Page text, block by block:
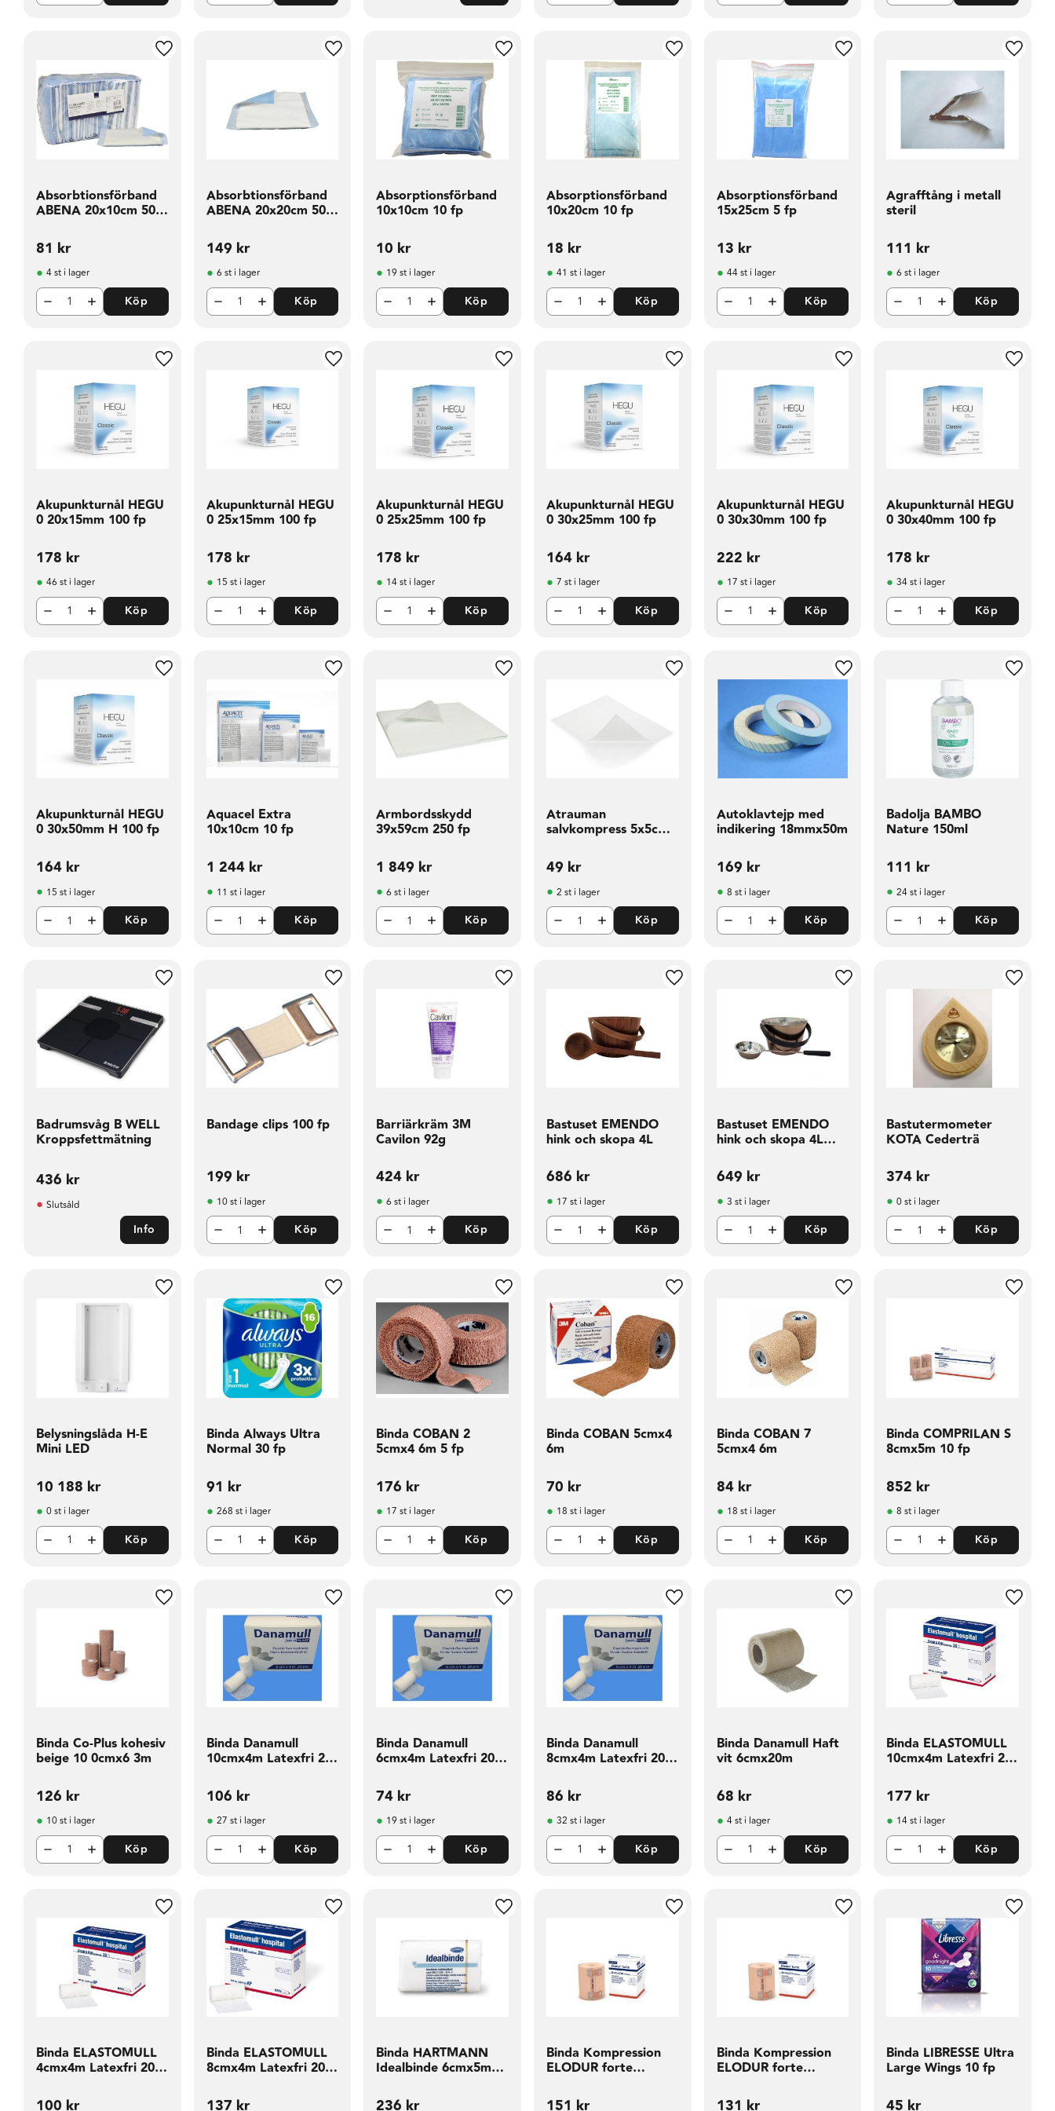
Absorbtionsförband
ABENA 20x10cm 50
81 kr
Lägg till i favoriter
4 st i lager
Köp
Absorbtionsförband
ABENA 20x20cm 50
149 kr
Lägg till i favoriter
6 st i lager
Köp
Absorptionsförband
10x10cm 10 fp
10 kr
Lägg till i favoriter
19 st i lager
Köp
Absorptionsförband
10x20cm 10 fp
18 kr
Lägg till i favoriter
41 st i lager
Köp
Absorptionsförband
15x25cm 5 fp
13 kr
Lägg till i favoriter
44 st i lager
Köp
Agrafftång i metall
steril
111 kr
Lägg
6 st i lager
Köp
Akupunkturnål HEGU
0 20x15mm 100 fp
178 kr
Lägg till i favoriter
46 st i lager
Köp
Akupunkturnål HEGU
0 25x15mm 100 fp
178 kr
Lägg till i favoriter
15 st i lager
Köp
Akupunkturnål HEGU
0 25x25mm 100 fp
178 kr
Lägg till i favoriter
14 st i lager
Köp
Akupunkturnål HEGU
0 30x25mm 100 fp
164kr
Lägg till i favoriter
7 st i lager
Köp
Akupunkturnål HEGU
0 30x30mm 100 fp
222 kr
Lägg till i favoriter
17 st i lager
Köp
Akupunkturnål HEGU
0 30x40mm 100 fp
178 kr
Lägg
34 st i lager
Köp
Akupunkturnål HEGU
0 30x50mm H 100 fp
164 kr
Lägg till i favoriter
15 st i lager
Köp
Aquacel Extra
10x10cm 10 fp
1 244kr
Lägg till i favoriter
11 st i lager
Köp
Armbordsskydd
39x59cm 250 fp
1 849 kr
Lägg till i favoriter
6 st i lager
Köp
Atrauman
salvkompress 5x5cm
49 kr
Lägg till i favoriter
2 st i lager
Köp
Autoklavtejp med
indikering 18mmx50m
169 kr
Lägg till i favoriter
8 st i lager
Köp
Badolja BAMBO
Nature 150ml
111 kr
Lägg
24 st i lager
Köp
Badrumsvåg B WELL
Kroppsfettmätning
436 kr
Lägg till i favoriter
Slutsåld
Info
Bandage clips 100 fp
199 kr
Lägg till i favoriter
10 st i lager
Köp
Barriärkräm 3M
Cavilon 92g
424 kr
Lägg till i favoriter
6 st i lager
Köp
Bastuset EMENDO
hink och skopa 4L
686 kr
Lägg till i favoriter
17 st i lager
Köp
Bastuset EMENDO
hink och skopa 4L
649 kr
Lägg till i favoriter
3 st i lager
Köp
Bastutermometer
KOTA Cederträ
374 kr
Lägg
0 st i lager
Köp
Belysningslåda H-E
Mini LED
10 188 kr
Lägg till i favoriter
0 st i lager
Köp
Binda Always Ultra
Normal 30 fp
91 kr
Lägg till i favoriter
268 st i lager
Köp
Binda COBAN 2
5cmx4 6m 5 fp
176 kr
Lägg till i favoriter
17 st i lager
Köp
Binda COBAN 5cmx4
6m
70 kr
Lägg till i favoriter
18 st i lager
Köp
Binda COBAN 7
5cmx4 6m
84kr
Lägg till i favoriter
18 st i lager
Köp
Binda COMPRILAN S
8cmx5m 10 fp
852 kr
Lägg
8 st i lager
Köp
Binda Co-Plus kohesiv
beige 10 0cmx6 3m
126 kr
Lägg till i favoriter
10 st i lager
Köp
Binda Danamull
10cmx4m Latexfri 20
106 kr
Lägg till i favoriter
27 st i lager
Köp
Binda Danamull
6cmx4m Latexfri 20
74 kr
Lägg till i favoriter
19 st i lager
Köp
Binda Danamull
8cmx4m Latexfri 20
86 kr
Lägg till i favoriter
32 st i lager
Köp
Binda Danamull Haft
vit 6cmx20m
68 kr
Lägg till i favoriter
4 st i lager
Köp
Binda ELASTOMULL
10cmx4m Latexfri 20
177 kr
Lägg
14 st i lager
Köp
Binda ELASTOMULL
4cmx4m Latexfri 20
100 kr
Lägg till i favoriter
Binda ELASTOMULL
8cmx4m Latexfri 20
137 kr
Lägg till i favoriter
Binda HARTMANN
Idealbinde 6cmx5m
236 kr
Lägg till i favoriter
Binda Kompression
ELODUR forte
151 kr
Lägg till i favoriter
Binda Kompression
ELODUR forte
131 kr
Lägg till i favoriter
Binda LIBRESSE Ultra
Large Wings 10 fp
45 kr
Lägg